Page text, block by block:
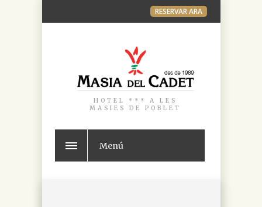
RESERVAR ARA
HOTEL *** A LES
MASIES DE POBLET
Menú